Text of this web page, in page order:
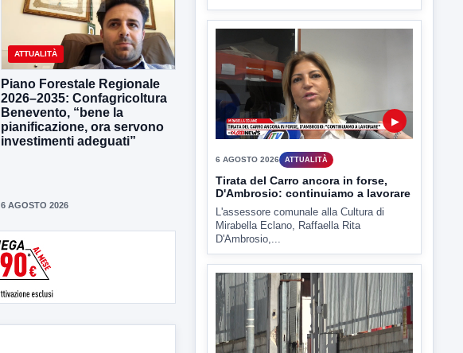
ATTUALITÀ
Piano Forestale Regionale
2026–2035: Confagricoltura
Benevento, “bene la
pianificazione, ora servono
investimenti adeguati”
6 AGOSTO 2026
6 AGOSTO 2026 ATTUALITÀ
Tirata del Carro ancora in forse,
D'Ambrosio: continuiamo a lavorare
L'assessore comunale alla Cultura di
Mirabella Eclano, Raffaella Rita
D'Ambrosio,...
▶
6 AGOSTO 2026 ATTUALITÀ